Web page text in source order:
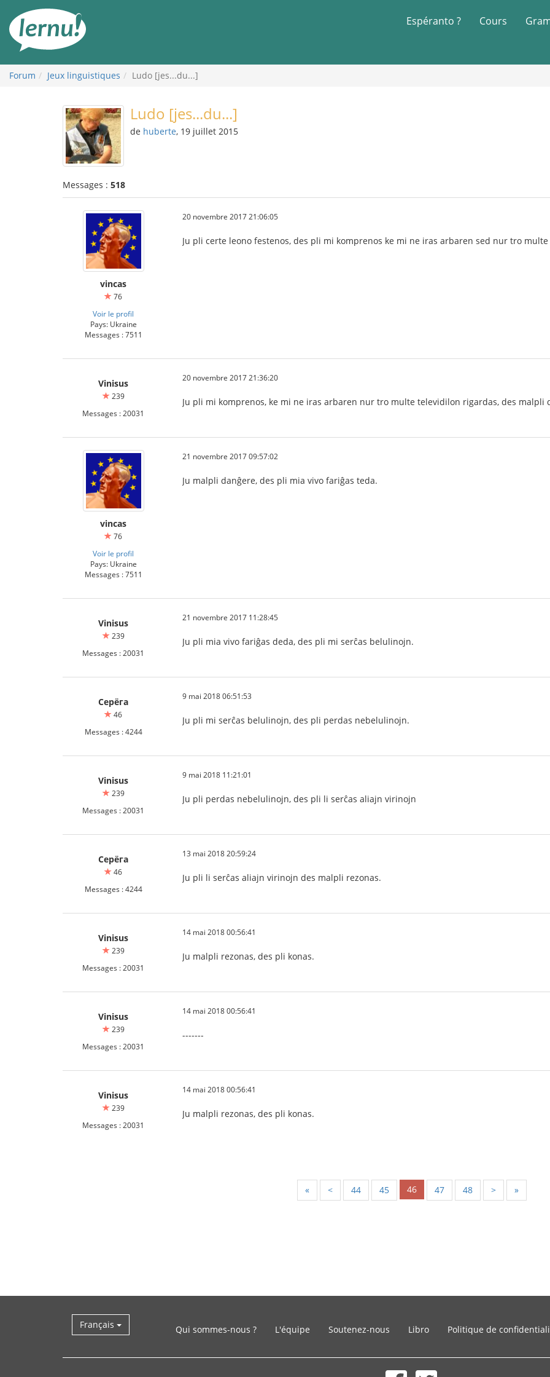
contenu
Espéranto ? Cours
Forum Jeux linguistiques Ludo [jes...du...]
Ludo [jes...du...]
de huberte, 19 juillet 2015
Messages : 518
vincas
76
Voir le profil
Pays: Ukraine
Messages : 7511
20 novembre 2017 21:06:05
Ju pli certe leono festenos, des pli mi komprenos ke mi ne iras arbaren sed nur tro
Vinisus
239
Messages : 20031
20 novembre 2017 21:36:20
Ju pli mi komprenos, ke mi ne iras arbaren nur tro multe televidilon rigardas, des malpli
vincas
76
Voir le profil
Pays: Ukraine
Messages : 7511
21 novembre 2017 09:57:02
Ju malpli danĝere, des pli mia vivo fariĝas teda.
Vinisus
239
Messages : 20031
21 novembre 2017 11:28:45
Ju pli mia vivo fariĝas deda, des pli mi serĉas belulinojn.
Серёга
46
Messages : 4244
9 mai 2018 06:51:53
Ju pli mi serĉas belulinojn, des pli perdas nebelulinojn.
Vinisus
239
Messages : 20031
9 mai 2018 11:21:01
Ju pli perdas nebelulinojn, des pli li serĉas aliajn virinojn
Серёга
46
Messages : 4244
13 mai 2018 20:59:24
Ju pli li serĉas aliajn virinojn des malpli rezonas.
Vinisus
239
Messages : 20031
14 mai 2018 00:56:41
Ju malpli rezonas, des pli konas.
Vinisus
239
Messages : 20031
14 mai 2018 00:56:41
-------
Vinisus
239
Messages : 20031
14 mai 2018 00:56:41
Ju malpli rezonas, des pli konas.
« < 44 45 46 47 48 > »
Français Qui sommes-nous ? L'équipe Soutenez-nous Libro Politique de